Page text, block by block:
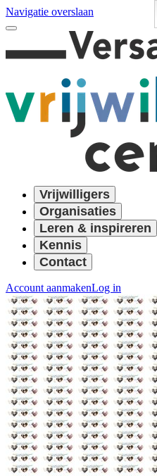
Navigatie overslaan
Vrijwilligers
Organisaties
Leren & inspireren
Kennis
Contact
Account aanmakenLog in